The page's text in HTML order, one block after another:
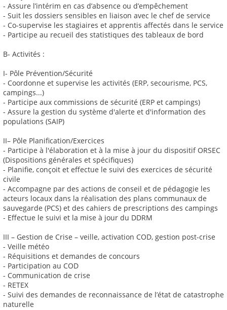
- Assure l’intérim en cas d’absence ou d’empêchement
- Suit les dossiers sensibles en liaison avec le chef de service
- Co-supervise les stagiaires et apprentis affectés dans le service
- Participe au recueil des statistiques des tableaux de bord
B- Activités :
I- Pôle Prévention/Sécurité
- Coordonne et supervise les activités (ERP, secourisme, PCS,
campings...)
- Participe aux commissions de sécurité (ERP et campings)
- Assure la gestion du système d'alerte et d'information des
populations (SAIP)
II– Pôle Planification/Exercices
- Participe à l'élaboration et à la mise à jour du dispositif ORSEC
(Dispositions générales et spécifiques)
- Planifie, conçoit et effectue le suivi des exercices de sécurité
civile
- Accompagne par des actions de conseil et de pédagogie les
acteurs locaux dans la réalisation des plans communaux de
sauvegarde (PCS) et des cahiers de prescriptions des campings
- Effectue le suivi et la mise à jour du DDRM
III – Gestion de Crise – veille, activation COD, gestion post-crise
- Veille météo
- Réquisitions et demandes de concours
- Participation au COD
- Communication de crise
- RETEX
- Suivi des demandes de reconnaissance de l’état de catastrophe
naturelle